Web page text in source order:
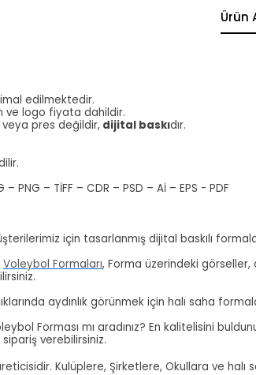
Ürün
edilmektedir.
ve logo fiyata dahildir.
veya pres değildir, dijital baskıdır.
PNG – TİFF – CDR – PSD – Aİ – EPS - PDF
için tasarlanmış dijital baskılı
Voleybol Formaları, Forma üzerindeki
aydınlık görünmek için halı saha
Forması mı aradınız? En kalitelisini
verebilirsiniz.
Kulüplere, Şirketlere, Okullara ve